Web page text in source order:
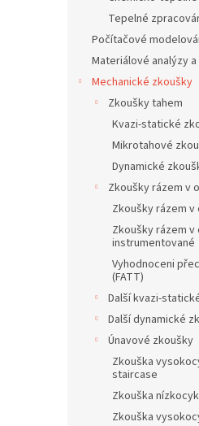
Tepelné
Počítačové
Materiálové analýzy
Mechanické zkoušky
Zkoušky tahem
Kvazi-statické
Mikrotahové
Dynamické
Zkoušky rázem v
Zkoušky rázem
Zkoušky rázem v
instrumentované
Vyhodnoceni
(FATT)
Další kvazi-
Další dynamické
Únavové zkoušky
Zkouška
staircase
Zkouška
Zkouška